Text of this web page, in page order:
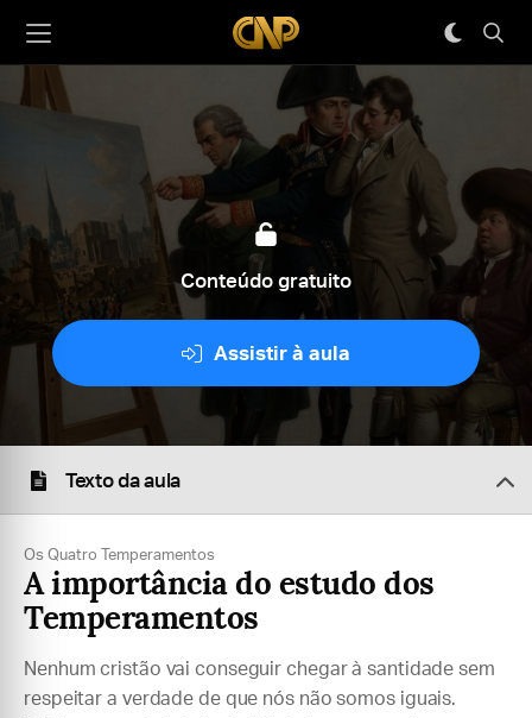
Conteúdo gratuito
Assistir à aula
Texto da aula
Os Quatro Temperamentos
A importância do estudo dos
Temperamentos
Nenhum cristão vai conseguir chegar à santidade sem
respeitar a verdade de que nós não somos iguais.